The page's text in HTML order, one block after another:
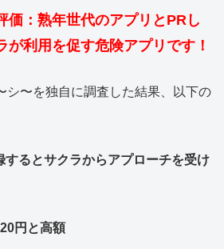
価：熟年世代のアプリとPRし
が利用を促す危険アプリです！
シ〜を独自に調査した結果、以下の
するとサクラからアプローチを受け
円と高額